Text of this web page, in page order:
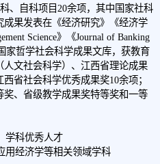
、自科项目20余项，其中国家社科
果发表在《经济研究》《经济学
Science》《Journal of Banking
家哲学社会科学成果文库，获教育
文社会科学）、江西省理论成果
省社会科学优秀成果奖10余项；
、省级教学成果奖特等奖和一等
学科优秀人才
用经济学等相关领域学科